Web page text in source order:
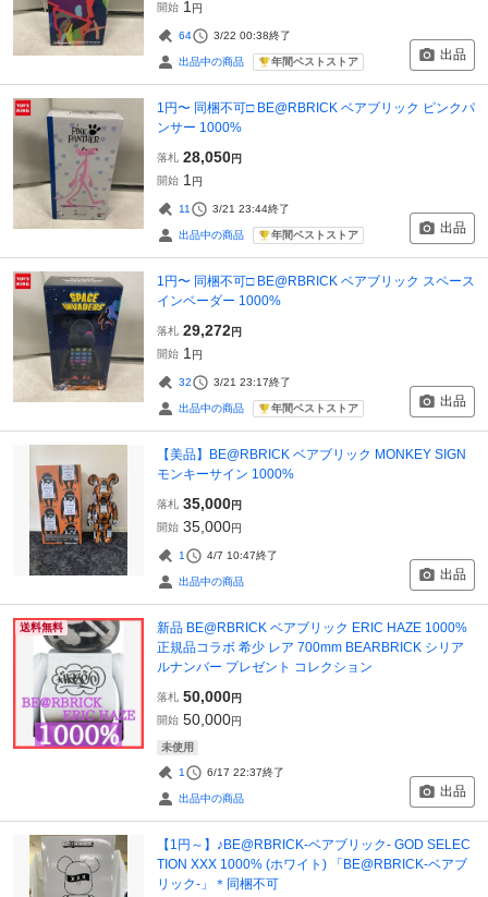
開始 1 円
64 3/22 00:38終了
出品中の商品 年間ベストストア 出品
1円〜 同梱不可□ BE@RBRICK ベアブリック ピンクパ
ンサー 1000%
落札 28,050円
開始 1 円
11 3/21 23:44終了
出品中の商品 年間ベストストア 出品
1円〜 同梱不可□ BE@RBRICK ベアブリック スペース
インベーダー 1000%
落札 29,272円
開始 1 円
32 3/21 23:17終了
出品中の商品 年間ベストストア 出品
【美品】BE@RBRICK ベアブリック MONKEY SIGN
モンキーサイン 1000%
落札 35,000円
開始 35,000円
1 4/7 10:47終了
出品中の商品 出品
送料無料
新品 BE@RBRICK ベアブリック ERIC HAZE 1000%
正規品コラボ 希少 レア 700mm BEARBRICK シリア
ルナンバー プレゼント コレクション
落札 50,000円
開始 50,000円
未使用
1 6/17 22:37終了
出品中の商品 出品
【1円～】♪BE@RBRICK-ベアブリック- GOD SELEC
TION XXX 1000% (ホワイト) 「BE@RBRICK-ベアブ
リック-」＊同梱不可